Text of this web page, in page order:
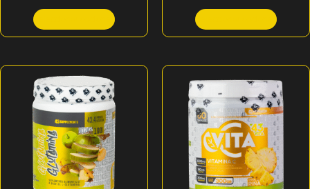
Seleccionar opciones Seleccionar opciones